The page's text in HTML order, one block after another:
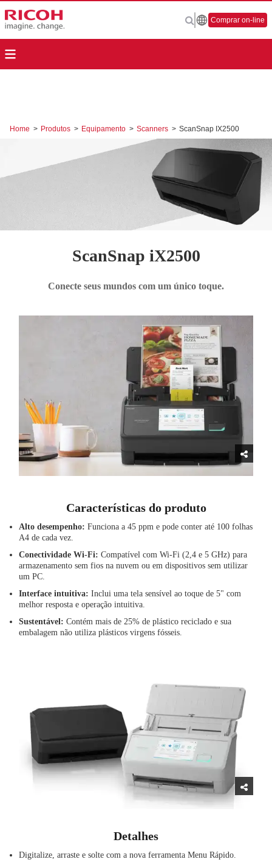
Comprar on-line
Home > Produtos > Equipamento > Scanners > ScanSnap IX2500
ScanSnap iX2500
Conecte seus mundos com um único toque.
Características do produto
Alto desempenho:Funciona a 45 ppm e pode conter até 100 folhas
A4 de cada vez.
Conectividade Wi-Fi:Compatível com Wi-Fi (2,4 e 5 GHz) para
armazenamento sem fios na nuvem ou em dispositivos sem utilizar
um PC.
Interface intuitiva:Inclui uma tela sensível ao toque de 5" com
melhor resposta e operação intuitiva.
Sustentável:Contém mais de 25% de plástico reciclado e sua
embalagem não utiliza plásticos virgens fósseis.
Detalhes
Digitalize, arraste e solte com a nova ferramenta Menu Rápido.